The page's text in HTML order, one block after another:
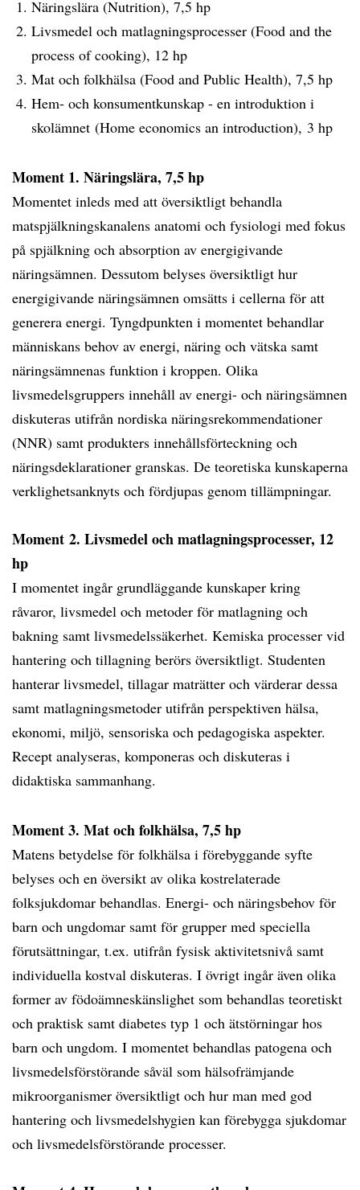
Näringslära (Nutrition), 7,5 hp
Livsmedel och matlagningsprocesser (Food and the
process of cooking), 12 hp
Mat och folkhälsa (Food and Public Health), 7,5 hp
Hem- och konsumentkunskap - en introduktion i
skolämnet (Home economics an introduction), 3 hp
Moment 1. Näringslära, 7,5 hp
Momentet inleds med att översiktligt behandla
matspjälkningskanalens anatomi och fysiologi med fokus
på spjälkning och absorption av energigivande
näringsämnen. Dessutom belyses översiktligt hur
energigivande näringsämnen omsätts i cellerna för att
generera energi. Tyngdpunkten i momentet behandlar
människans behov av energi, näring och vätska samt
näringsämnenas funktion i kroppen. Olika
livsmedelsgruppers innehåll av energi- och näringsämnen
diskuteras utifrån nordiska näringsrekommendationer
(NNR) samt produkters innehållsförteckning och
näringsdeklarationer granskas. De teoretiska kunskaperna
verklighetsanknyts och fördjupas genom tillämpningar.
Moment 2. Livsmedel och matlagningsprocesser, 12
hp
I momentet ingår grundläggande kunskaper kring
råvaror, livsmedel och metoder för matlagning och
bakning samt livsmedelssäkerhet. Kemiska processer vid
hantering och tillagning berörs översiktligt. Studenten
hanterar livsmedel, tillagar maträtter och värderar dessa
samt matlagningsmetoder utifrån perspektiven hälsa,
ekonomi, miljö, sensoriska och pedagogiska aspekter.
Recept analyseras, komponeras och diskuteras i
didaktiska sammanhang.
Moment 3. Mat och folkhälsa, 7,5 hp
Matens betydelse för folkhälsa i förebyggande syfte
belyses och en översikt av olika kostrelaterade
folksjukdomar behandlas. Energi- och näringsbehov för
barn och ungdomar samt för grupper med speciella
förutsättningar, t.ex. utifrån fysisk aktivitetsnivå samt
individuella kostval diskuteras. I övrigt ingår även olika
former av födoämneskänslighet som behandlas teoretiskt
och praktisk samt diabetes typ 1 och ätstörningar hos
barn och ungdom. I momentet behandlas patogena och
livsmedelsförstörande såväl som hälsofrämjande
mikroorganismer översiktligt och hur man med god
hantering och livsmedelshygien kan förebygga sjukdomar
och livsmedelsförstörande processer.